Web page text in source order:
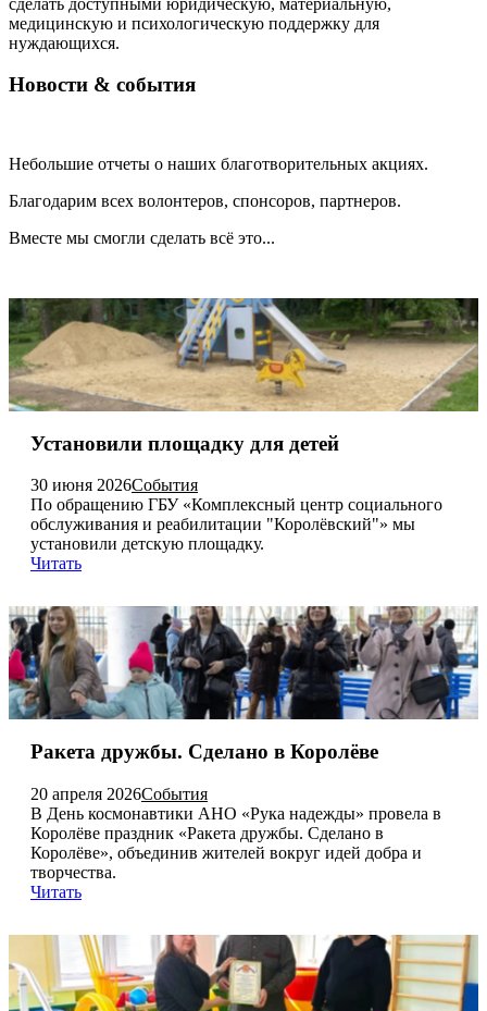
медицинскую и психологическую поддержку для
нуждающихся.
Новости & события
Небольшие отчеты о наших благотворительных акциях.
Благодарим всех волонтеров, спонсоров, партнеров.
Вместе мы смогли сделать всё это...
Установили площадку для детей
30 июня 2026События
По обращению ГБУ «Комплексный центр социального
обслуживания и реабилитации "Королёвский"» мы
установили детскую площадку.
Читать
Ракета дружбы. Сделано в Королёве
20 апреля 2026События
В День космонавтики АНО «Рука надежды» провела в
Королёве праздник «Ракета дружбы. Сделано в
Королёве», объединив жителей вокруг идей добра и
творчества.
Читать